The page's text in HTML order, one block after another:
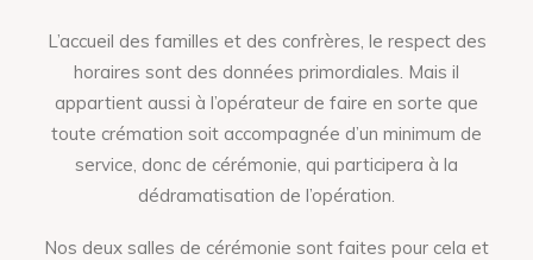
L’accueil des familles et des confrères, le respect des
horaires sont des données primordiales. Mais il
appartient aussi à l’opérateur de faire en sorte que
toute crémation soit accompagnée d’un minimum de
service, donc de cérémonie, qui participera à la
dédramatisation de l’opération.
Nos deux salles de cérémonie sont faites pour cela et